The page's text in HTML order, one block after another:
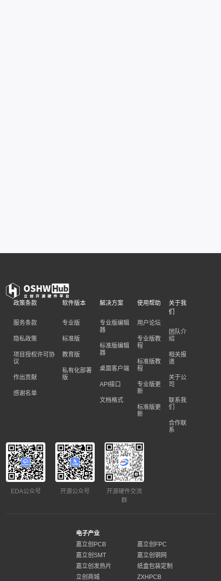
政策条款
服务条款
隐私政策
项目授权许可协
议
作出贡献
感谢名单
软件版本
专业版
标准版
教育版
私有化部署
版
解决方案
专业版编辑
器
标准版编辑
器
桌面客户端
API接口
文档格式
使用帮助
用户论坛
专业版教
程
标准版教
程
专业版更
新
标准版更
新
关于我
们
团队介
绍
相关报
道
关于公
司
联系我
们
合作联
系
EDA公众号 开源公众号
开源硬件交流
群
电子产业
嘉立创PCB
嘉立创FPC
嘉立创SMT
嘉立创钢网
嘉立创发热片
纸盒包装定制
立创商城
ZXHPCB